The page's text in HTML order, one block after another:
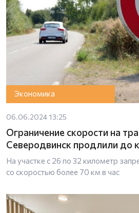
Экономика
06.06.2024 13:25
Ограничение скорости на
Северодвинск продлили до
На участке с 26 по 32 километр
со скоростью более 70 км в час